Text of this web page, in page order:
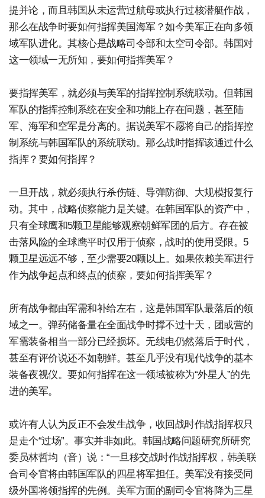
提并论，而且韩国从未运营过航母或执行过核潜艇作战，
那么在战争时要如何指挥美国海军？如今美军正在向多领
域军队进化。其核心是战略司令部和太空司令部。韩国对
这一领域一无所知，要如何指挥美军？
要指挥美军，就必须与美军的指挥控制系统联动。但韩国
军队的指挥控制系统在安全和功能上存在问题，甚至陆
军、海军和空军是分离的。据说美军不愿将自己的指挥控
制系统与韩国军队的系统联动。那么战时指挥该通过什么
指挥？要如何指挥？
一旦开战，就必须执行杀伤链、导弹防御、大规模报复行
动。其中，战略侦察能力是关键。在韩国军队的资产中，
只有全球鹰和5颗卫星能够观察朝鲜军团的后方。存在被
击落风险的全球鹰平时仅用于侦察，战时的使用受限。5
颗卫星远远不够，至少需要20颗以上。如果依赖美军进行
作为战争起点和终点的侦察，要如何指挥美军？
所有战争都由军需和补给左右，这是韩国军队最落后的领
域之一。弹药储备量在全面战争时撑不过十天，团或营的
军需装备相当一部分已经损坏。无线电仍然落后于时代，
甚至有评价说还不如朝鲜。甚至几乎没有现代战争的基本
装备夜视仪。要如何指挥在这一领域被称为“外星人”的先
进的美军。
或许有人认为反正不会发生战争，收回战时作战指挥权只
是走个“过场”。事实并非如此。韩国战略问题研究所研究
委员林哲均（音）说：“一旦移交战时作战指挥权，韩美联
合司令官将由韩国军队的四星将军担任。美军没有接受同
级外国将领指挥的先例。美军方面的副司令官将降为三星